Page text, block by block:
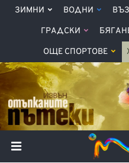
ЗИМНИ ВОДНИ
ГРАДСКИ
ОЩЕ СПОРТОВЕ